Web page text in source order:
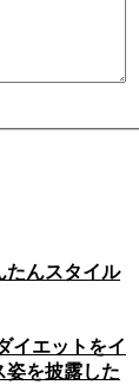
たんスタイル
イエットをイ
姿を披露した